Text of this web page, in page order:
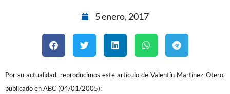
5 enero, 2017
Por su actualidad, reproducimos este artículo de Valentín Martínez-Otero,
publicado en ABC (04/01/2005):